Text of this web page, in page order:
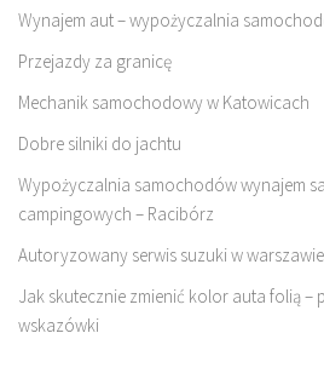
Wynajem aut – wypożyczalnia
Przejazdy za granicę
Mechanik samochodowy w Katowicach
Dobre silniki do jachtu
Wypożyczalnia samochodów wynajem
campingowych – Racibórz
Autoryzowany serwis suzuki w
Jak skutecznie zmienić kolor auta folią –
wskazówki